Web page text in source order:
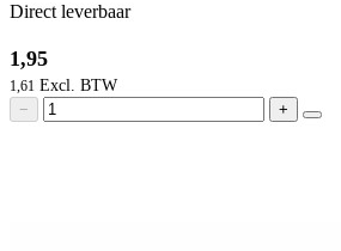
Direct leverbaar
1,95
1,61
− +